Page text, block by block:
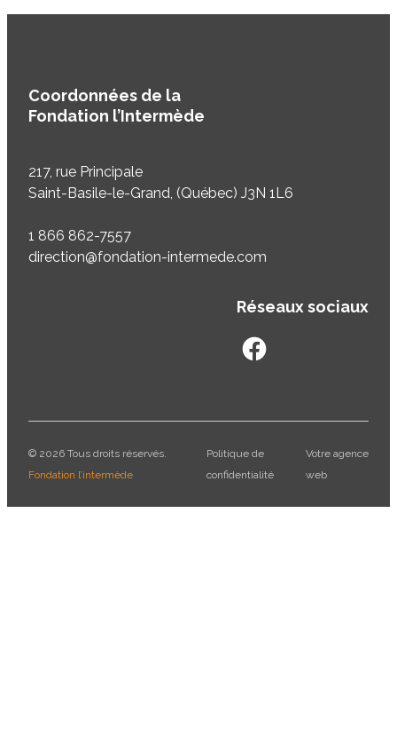
Coordonnées de la
Fondation l’Intermède
217, rue Principale
Saint-Basile-le-Grand, (Québec) J3N 1L6
1 866 862-7557
direction@fondation-intermede.com
Réseaux sociaux
facebook
© 2026 Tous droits réservés.
Fondation l’intermède
Politique de
confidentialité
Votre agence
web